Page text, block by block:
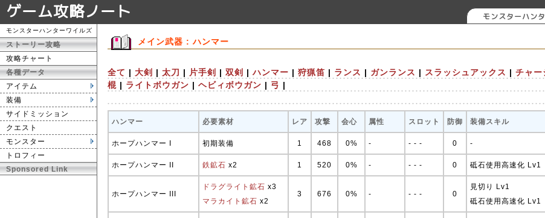
ゲーム攻略ノート モンスターハン
モンスターハンターワイルズ
ストーリー攻略
攻略チャート
各種データ
アイテム
装備
サイドミッション
クエスト
モンスター
トロフィー
Sponsored Link
メイン武器 : ハンマー
全て | 大剣 | 太刀 | 片手剣 | 双剣 |ハンマー | 狩猟笛 | ランス | ガンランス | スラッシュアックス | チャー
棍 | ライトボウガン | ヘビィボウガン | 弓 |
ハンマー 必要素材 レア 攻撃 会心 属性 スロット 防御 装備スキル
ホープハンマー I 初期装備 1 468 0% - - - - 0 -
ホープハンマー II 鉄鉱石 x2 1 520 0% - - - - 0 砥石使用高速化 Lv1
ホープハンマー III
ドラグライト鉱石 x3
マラカイト鉱石 x2
3 676 0% - - - - 0
見切り Lv1
砥石使用高速化 Lv1